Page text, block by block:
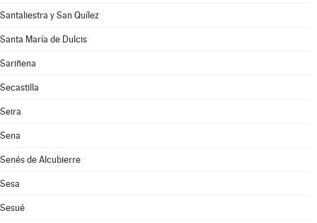
Santaliestra y San Quílez
Santa María de Dulcis
Sariñena
Secastilla
Seira
Sena
Senés de Alcubierre
Sesa
Sesué